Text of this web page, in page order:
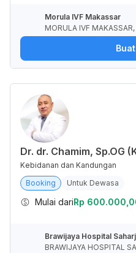
Morula IVF Makassar
MORULA IVF
Jend. Sudirman,
Dr. dr. Chamim, Sp.OG
Kebidanan dan Kandungan
Booking
Untuk Dewasa
Mulai dariRp
Brawijaya Hospital
BRAWIJAYA HOSPITAL